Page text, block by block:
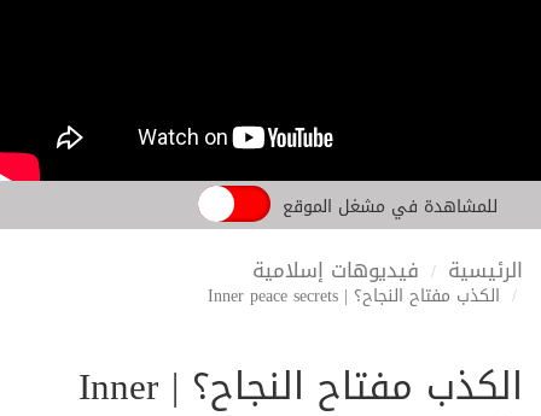
للمشاهدة في مشغل الموقع
الرئيسية فيديوهات إسلامية
الكذب مفتاح النجاح؟ | Inner peace secrets
الكذب مفتاح النجاح؟ | Inner